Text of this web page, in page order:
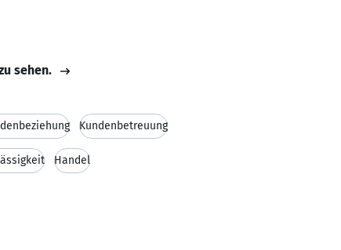
sehen.
Kundenbetreuung
Handel